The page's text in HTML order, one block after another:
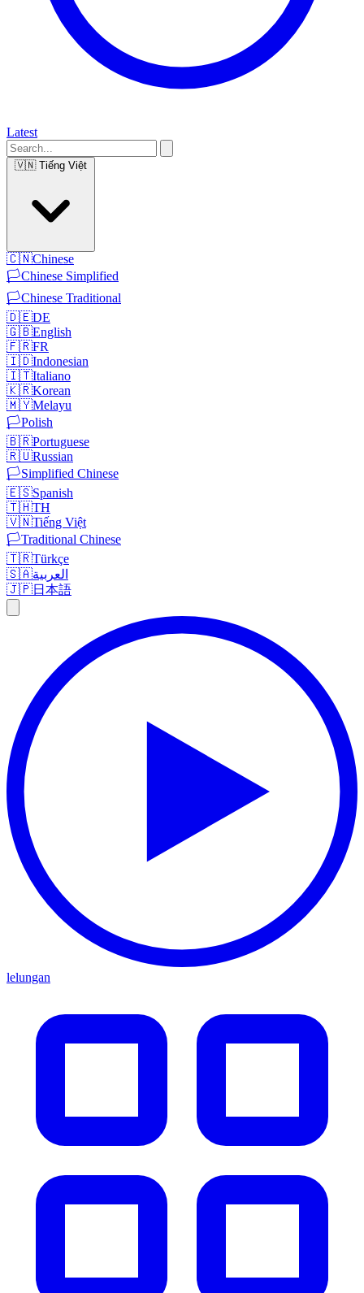
Latest
🇻🇳 Tiếng Việt
🇨🇳Chinese
🏳️Chinese Simplified
🏳️Chinese Traditional
🇩🇪DE
🇬🇧English
🇫🇷FR
🇮🇩Indonesian
🇮🇹Italiano
🇰🇷Korean
🇲🇾Melayu
🏳️Polish
🇧🇷Portuguese
🇷🇺Russian
🏳️Simplified Chinese
🇪🇸Spanish
🇹🇭TH
🇻🇳Tiếng Việt
🏳️Traditional Chinese
🇹🇷Türkçe
🇸🇦العربية
🇯🇵日本語
lelungan